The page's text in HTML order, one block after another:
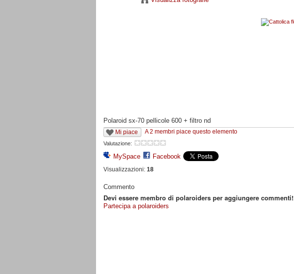
Polaroid sx-70 pellicole 600 + filtro nd
Mi piace A 2 membri piace questo elemento
Valutazione:
MySpace Facebook
Visualizzazioni: 18
Commento
Devi essere membro di polaroiders per aggiungere commenti!
Partecipa a polaroiders